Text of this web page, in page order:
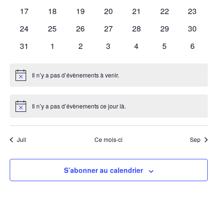
vues
0
17
0
18
0
19
0
20
0
21
0
22
0
23
0
24
0
25
0
26
0
27
0
28
0
29
0
30
0
31
0
1
0
2
0
3
0
4
0
5
0
6
Notice Il n’y a pas d’évènements à venir.
Notice Il n’y a pas d’évènements ce jour là.
Juil Ce mois-ci Sep
S’abonner au calendrier